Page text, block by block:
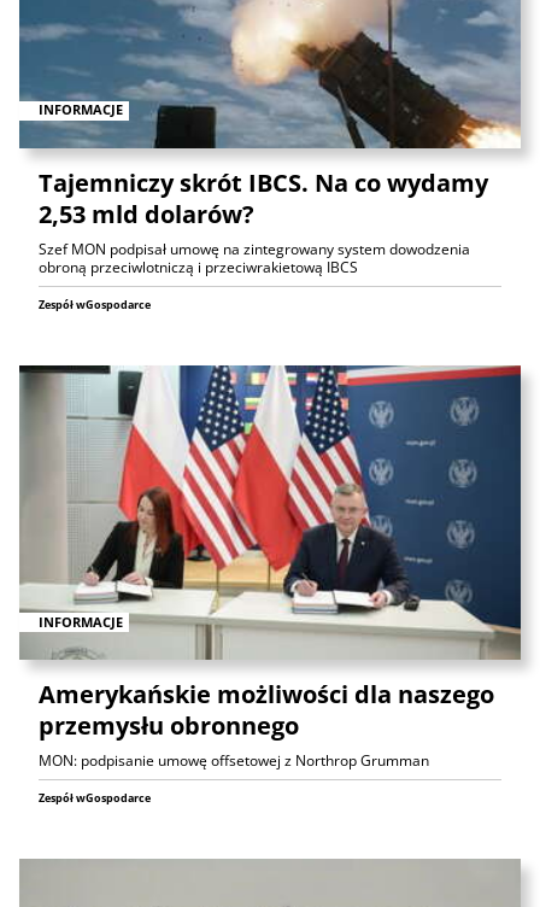
INFORMACJE
Tajemniczy skrót IBCS. Na co wydamy
2,53 mld dolarów?
Szef MON podpisał umowę na zintegrowany system dowodzenia
obroną przeciwlotniczą i przeciwrakietową IBCS
Zespół wGospodarce
INFORMACJE
Amerykańskie możliwości dla naszego
przemysłu obronnego
MON: podpisanie umowę offsetowej z Northrop Grumman
Zespół wGospodarce